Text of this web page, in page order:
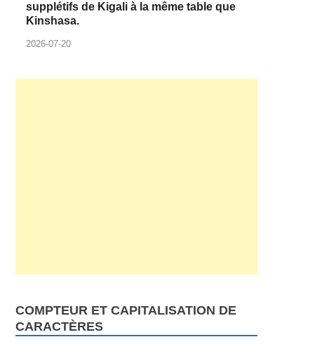
supplétifs de Kigali à la même table que
Kinshasa.
2026-07-20
COMPTEUR ET CAPITALISATION DE
CARACTÈRES